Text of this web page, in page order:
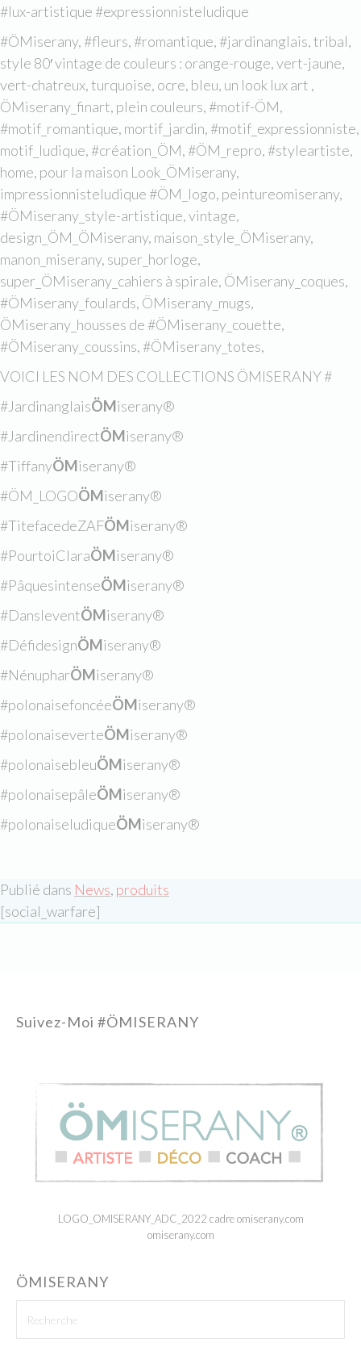
#lux-artistique #expressionnisteludique
#ÖMiserany, #fleurs, #romantique, #jardinanglais, tribal,
style 80′ vintage de couleurs : orange-rouge, vert-jaune,
vert-chatreux, turquoise, ocre, bleu, un look lux art ,
ÖMiserany_finart, plein couleurs, #motif-ÖM,
#motif_romantique, mortif_jardin, #motif_expressionniste,
motif_ludique, #création_ÖM, #ÖM_repro, #styleartiste,
home, pour la maison Look_ÖMiserany,
impressionnisteludique #ÖM_logo, peintureomiserany,
#ÖMiserany_style-artistique, vintage,
design_ÖM_ÖMiserany, maison_style_ÖMiserany,
manon_miserany, super_horloge,
super_ÖMiserany_cahiers à spirale, ÖMiserany_coques,
#ÖMiserany_foulards, ÖMiserany_mugs,
ÖMiserany_housses de #ÖMiserany_couette,
#ÖMiserany_coussins, #ÖMiserany_totes,
VOICI LES NOM DES COLLECTIONS ÖMISERANY #
#JardinanglaisÖMiserany®
#JardinendirectÖMiserany®
#TiffanyÖMiserany®
#ÖM_LOGOÖMiserany®
#TitefacedeZAFÖMiserany®
#PourtoiClaraÖMiserany®
#PâquesintenseÖMiserany®
#DansleventÖMiserany®
#DéfidesignÖMiserany®
#NénupharÖMiserany®
#polonaisefoncéeÖMiserany®
#polonaiseverteÖMiserany®
#polonaisebleuÖMiserany®
#polonaisepâleÖMiserany®
#polonaiseludiqueÖMiserany®
Publié dans News, produits
[social_warfare]
Suivez-Moi #ÖMISERANY
LOGO_OMISERANY_ADC_2022 cadre omiserany.com
omiserany.com
ÖMISERANY